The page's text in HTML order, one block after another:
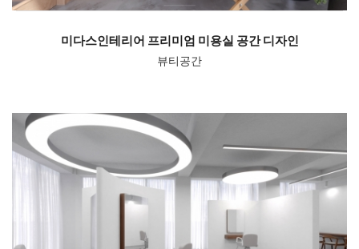
미다스인테리어 프리미엄 미용실 공간 디자인
뷰티공간